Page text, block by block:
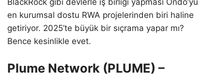
en kurumsal dostu RWA projelerinden biri haline
getiriyor. 2025’te büyük bir sıçrama yapar mı?
Bence kesinlikle evet.
Plume Network (PLUME) –